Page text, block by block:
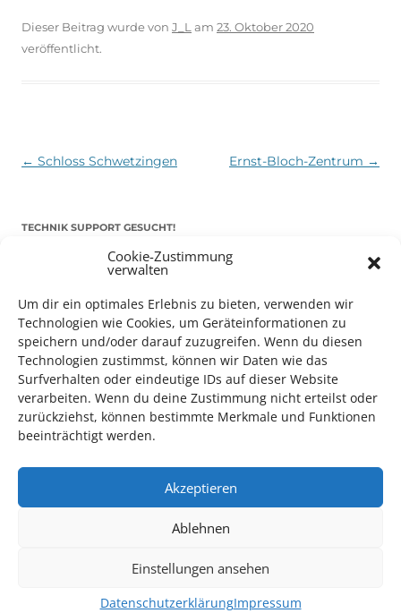
Cookie-Zustimmung
verwalten
Um dir ein optimales Erlebnis zu bieten, verwenden wir
Technologien wie Cookies, um Geräteinformationen zu
speichern und/oder darauf zuzugreifen. Wenn du diesen
Technologien zustimmst, können wir Daten wie das
Surfverhalten oder eindeutige IDs auf dieser Website
verarbeiten. Wenn du deine Zustimmung nicht erteilst oder
zurückziehst, können bestimmte Merkmale und Funktionen
beeinträchtigt werden.
Akzeptieren
Ablehnen
Einstellungen ansehen
DatenschutzerklärungImpressum
Dieser Beitrag wurdevon J_L am 23. Oktober 2020
veröffentlicht.
Beitragsnavigation
← Schloss Schwetzingen Ernst-Bloch-Zentrum →
TECHNIK SUPPORT GESUCHT!
Das Kulturparkett freut sich stets über
melden Sie sich unterinfo@kulturparkett-rhein-neckar.de
*KULTURTIPP SOMMERPAUSE: FESTIVAL DES DEUTSCHEN FILMS*
Auch dieses Jahr findet wieder dasFestival des deutschen